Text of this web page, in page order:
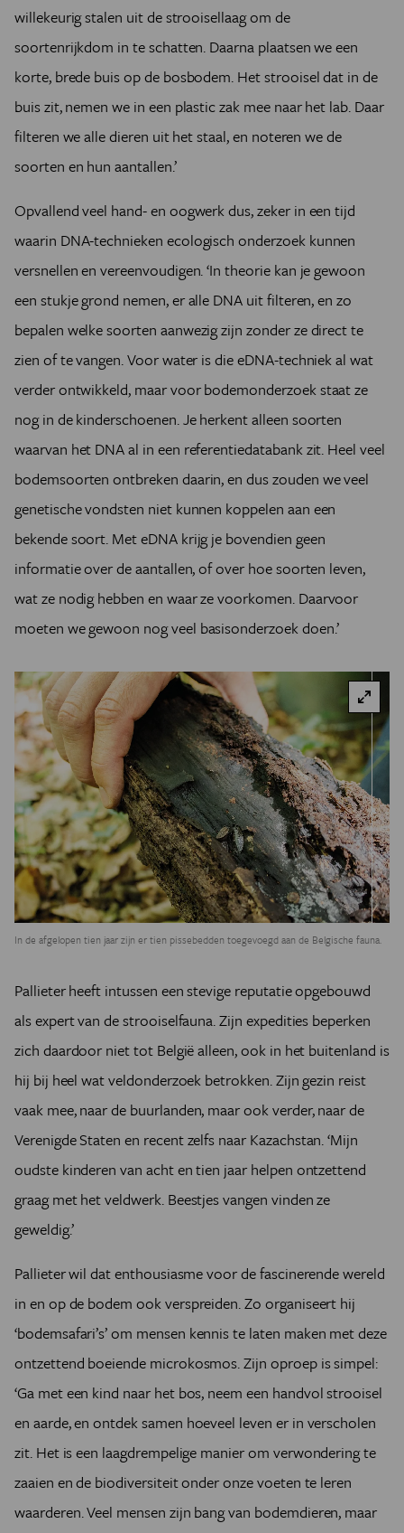
willekeurig stalen uit de strooisellaag om de
soortenrijkdom in te schatten. Daarna plaatsen we een
korte, brede buis op de bosbodem. Het strooisel dat in de
buis zit, nemen we in een plastic zak mee naar het lab. Daar
filteren we alle dieren uit het staal, en noteren we de
soorten en hun aantallen.’
Opvallend veel hand- en oogwerk dus, zeker in een tijd
waarin DNA-technieken ecologisch onderzoek kunnen
versnellen en vereenvoudigen. ‘In theorie kan je gewoon
een stukje grond nemen, er alle DNA uit filteren, en zo
bepalen welke soorten aanwezig zijn zonder ze direct te
zien of te vangen. Voor water is die eDNA-techniek al wat
verder ontwikkeld, maar voor bodemonderzoek staat ze
nog in de kinderschoenen. Je herkent alleen soorten
waarvan het DNA al in een referentiedatabank zit. Heel veel
bodemsoorten ontbreken daarin, en dus zouden we veel
genetische vondsten niet kunnen koppelen aan een
bekende soort. Met eDNA krijg je bovendien geen
informatie over de aantallen, of over hoe soorten leven,
wat ze nodig hebben en waar ze voorkomen. Daarvoor
moeten we gewoon nog veel basisonderzoek doen.’
In de afgelopen tien jaar zijn er tien pissebedden toegevoegd aan de Belgische fauna.
Pallieter heeft intussen een stevige reputatie opgebouwd
als expert van de strooiselfauna. Zijn expedities beperken
zich daardoor niet tot België alleen, ook in het buitenland is
hij bij heel wat veldonderzoek betrokken. Zijn gezin reist
vaak mee, naar de buurlanden, maar ook verder, naar de
Verenigde Staten en recent zelfs naar Kazachstan. ‘Mijn
oudste kinderen van acht en tien jaar helpen ontzettend
graag met het veldwerk. Beestjes vangen vinden ze
geweldig.’
Pallieter wil dat enthousiasme voor de fascinerende wereld
in en op de bodem ook verspreiden. Zo organiseert hij
‘bodemsafari’s’ om mensen kennis te laten maken met deze
ontzettend boeiende microkosmos. Zijn oproep is simpel:
‘Ga met een kind naar het bos, neem een handvol strooisel
en aarde, en ontdek samen hoeveel leven er in verscholen
zit. Het is een laagdrempelige manier om verwondering te
zaaien en de biodiversiteit onder onze voeten te leren
waarderen. Veel mensen zijn bang van bodemdieren, maar